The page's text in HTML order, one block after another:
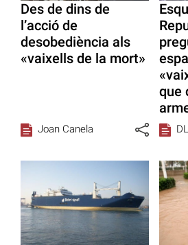
Des de dins de
l’acció de
desobediència als
«vaixells de la mort»
Joan Canela
que